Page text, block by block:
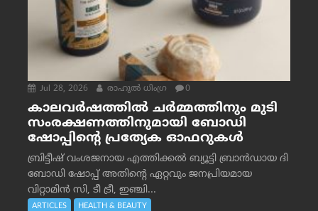
Jul 28, 2026 രാഹുല്‍ ധിംഗ്ര 0
കാലവർഷത്തിൽ ചർമ്മത്തിനും മുടി
സംരക്ഷണത്തിനുമായി ബോഡി
ഷോപ്പിന്റെ പ്രത്യേക ഓഫറുകൾ
ബ്രിട്ടീഷ് വംശജനായ എത്തിക്കൽ ബ്യൂട്ടി ബ്രാൻഡായ ദി
ബോഡി ഷോപ്പ് അതിന്റെ ഏറ്റവും ജനപ്രിയമായ
വിറ്റാമിൻ സി, ടീ ട്രീ, ഇഞ്ചി...
ARTICLES HEALTH & BEAUTY